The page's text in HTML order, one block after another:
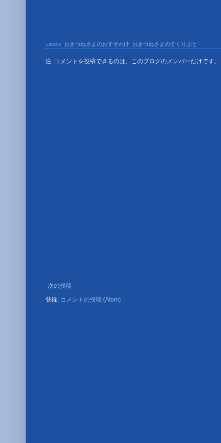
このログで配布しているスクリプトでのタスクスケ
Labels: おきつねさまのおすそわけ おきつねさまのすくりぷと
注: コメントを投稿できるのは、このブログのメンバーだけです。
次の投稿
登録: コメントの投稿 (Atom)